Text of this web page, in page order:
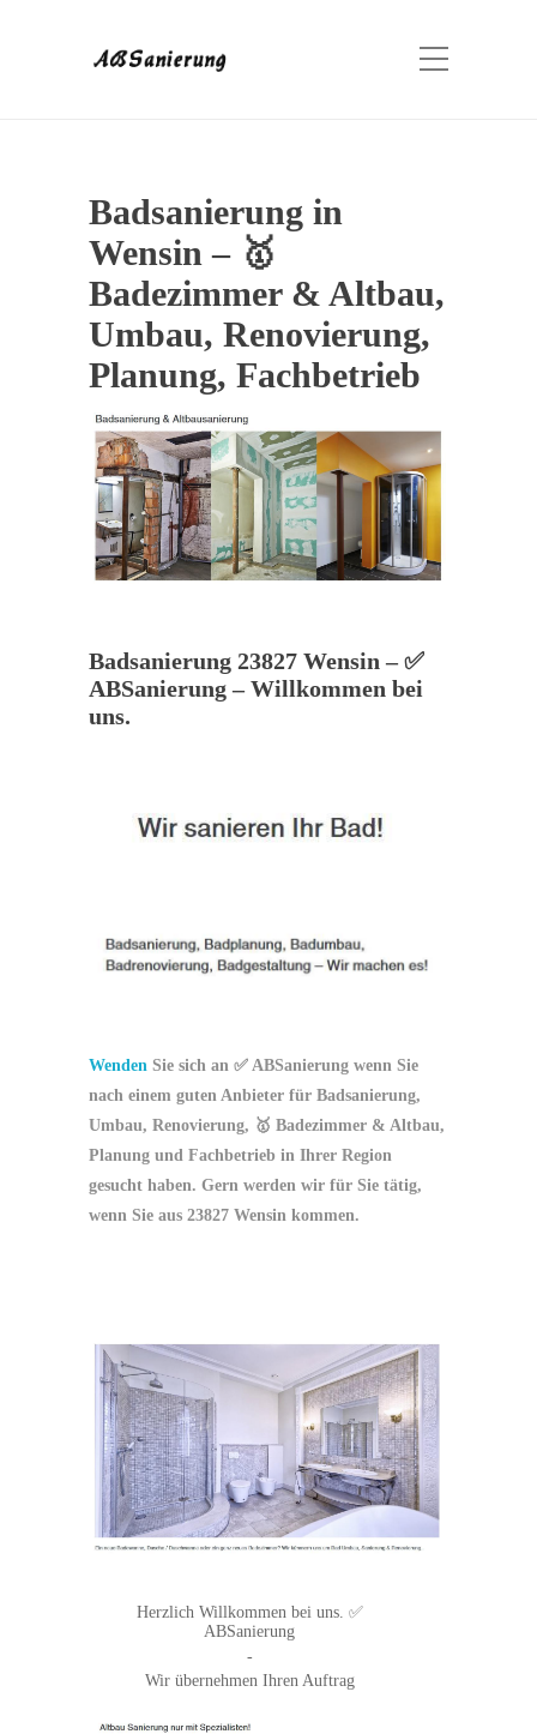
Badsanierung in
Wensin – 🥇
Badezimmer & Altbau,
Umbau, Renovierung,
Planung, Fachbetrieb
Badsanierung 23827 Wensin – ✅
ABSanierung – Willkommen bei
uns.
Wenden Sie sich an ✅ ABSanierung wenn Sie
nach einem guten Anbieter für Badsanierung,
Umbau, Renovierung, 🥇 Badezimmer & Altbau,
Planung und Fachbetrieb in Ihrer Region
gesucht haben. Gern werden wir für Sie tätig,
wenn Sie aus 23827 Wensin kommen.
Herzlich Willkommen bei uns. ✅
ABSanierung
-
Wir übernehmen Ihren Auftrag